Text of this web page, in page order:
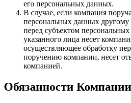
его персональных данных.
В случае, если компания
персональных данных другому
перед субъектом
указанного лица несет
осуществляющее обработку
поручению компании, несет
компанией.
Обязанности Компании